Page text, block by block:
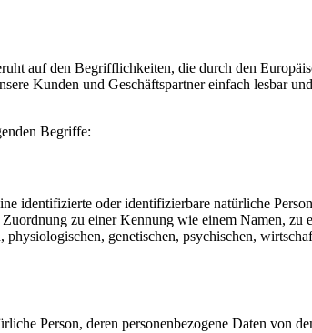
auf den Begrifflichkeiten, die durch den
Kunden und Geschäftspartner einfach lesbar
Begriffe:
identifizierte oder identifizierbare natürliche
zu einer Kennung wie einem Namen,
genetischen, psychischen,
Person, deren personenbezogene Daten von